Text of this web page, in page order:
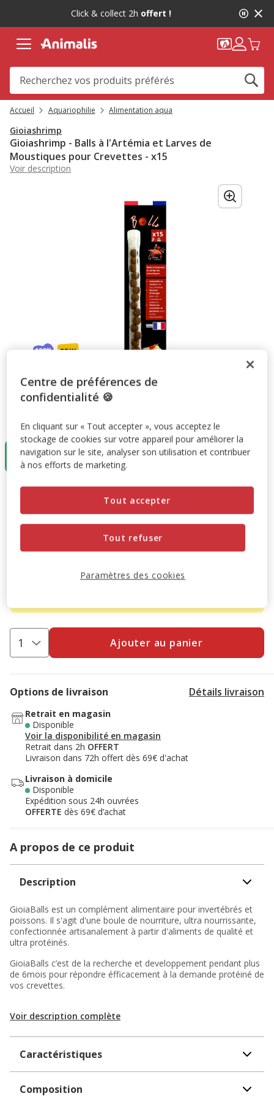
message,
Click & collect 2h offert !
Accueil Aquariophilie Alimentation aqua
Gioiashrimp
Gioiashrimp - Balls à l'Artémia et Larves de
Moustiques pour Crevettes - x15
Voir description
Taille: x15
x15
8.89€
Promotion disponible
-10% sur votre première commande* avec votre Carte
Animalis. Offre non cumulable aux autres promotions en
Voir conditions
Ajouter au panier
Options de livraison Détails livraison
Retrait en magasin
Disponible
Voir la disponibilité en magasin
Retrait dans 2h OFFERT
Livraison dans 72h offert dès 69€ d'achat
Livraison à domicile
Disponible
Expédition sous 24h ouvrées
OFFERTE dès 69€ d’achat
A propos de ce produit
Description
GioiaBalls est un complément alimentaire pour invertébrés et
poissons. Il s'agit d'une boule de nourriture, ultra nourrissante,
confectionnée artisanalement à partir d'aliments de qualité et
ultra protéinés.
GioiaBalls c’est de la recherche et developpement pendant plus
de 6mois pour répondre éfficacement à la demande protéiné de
vos crevettes.
Voir description complète
Caractéristiques
Composition
Centre de préférences de
confidentialité 🍪
En cliquant sur « Tout accepter », vous acceptez le
stockage de cookies sur votre appareil pour améliorer la
navigation sur le site, analyser son utilisation et contribuer
à nos efforts de marketing.
Tout refuser
Tout accepter
Paramètres des cookies